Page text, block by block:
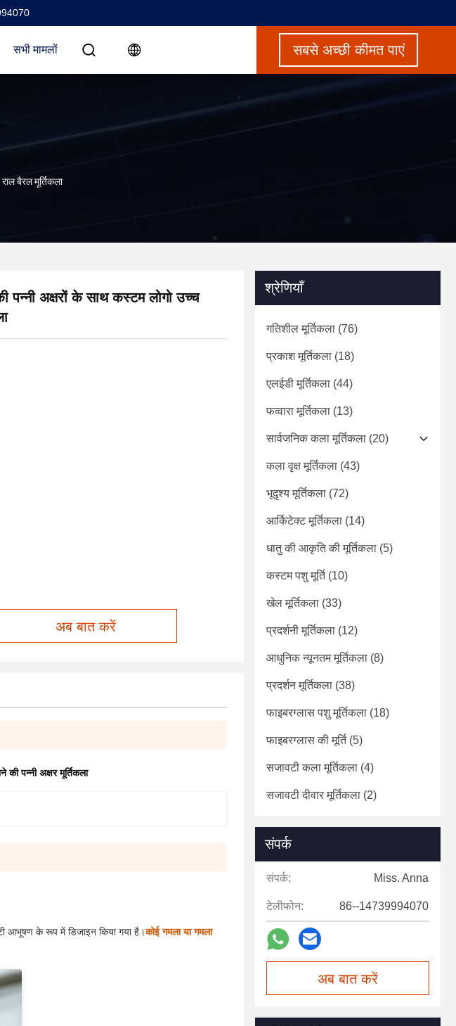
सभी मामलों सबसे अच्छी कीमत पाएं
बैरल मूर्तिकला
अक्षरों के साथ कस्टम लोगो उच्च
अब बात करें
की पन्नी अक्षर मूर्तिकला
आभूषण के रूप में डिजाइन किया गया है।कोई गमला या गमला
श्रेणियाँ
गतिशील मूर्तिकला (76)
प्रकाश मूर्तिकला (18)
एलईडी मूर्तिकला (44)
फव्वारा मूर्तिकला (13)
सार्वजनिक कला मूर्तिकला (20)
कला वृक्ष मूर्तिकला (43)
भूदृश्य मूर्तिकला (72)
आर्किटेक्ट मूर्तिकला (14)
धातु की आकृति की मूर्तिकला (5)
कस्टम पशु मूर्ति(10)
खेल मूर्तिकला (33)
प्रदर्शनी मूर्तिकला (12)
आधुनिक न्यूनतम मूर्तिकला (8)
प्रदर्शन मूर्तिकला (38)
फाइबरग्लास पशु मूर्तिकला (18)
फाइबरग्लास की मूर्ति(5)
सजावटी कला मूर्तिकला (4)
सजावटी दीवार मूर्तिकला (2)
संपर्क
संपर्क: Miss. Anna
टेलीफोन: 86--14739994070
अब बात करें